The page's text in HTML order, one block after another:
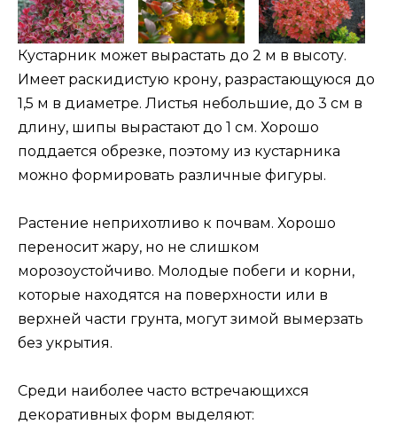
Кустарник может вырастать до 2 м в высоту.
Имеет раскидистую крону, разрастающуюся до
1,5 м в диаметре. Листья небольшие, до 3 см в
длину, шипы вырастают до 1 см. Хорошо
поддается обрезке, поэтому из кустарника
можно формировать различные фигуры.
Растение неприхотливо к почвам. Хорошо
переносит жару, но не слишком
морозоустойчиво. Молодые побеги и корни,
которые находятся на поверхности или в
верхней части грунта, могут зимой вымерзать
без укрытия.
Среди наиболее часто встречающихся
декоративных форм выделяют: